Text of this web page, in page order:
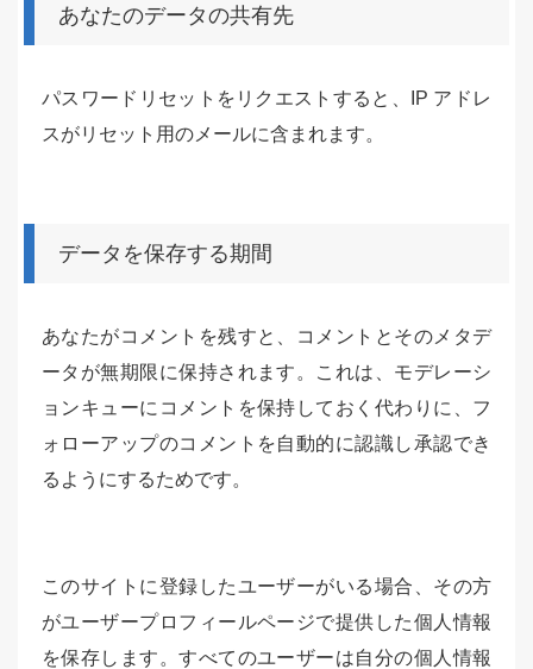
あなたのデータの共有先
パスワードリセットをリクエストすると、IP アドレ
スがリセット用のメールに含まれます。
データを保存する期間
あなたがコメントを残すと、コメントとそのメタデ
ータが無期限に保持されます。これは、モデレーシ
ョンキューにコメントを保持しておく代わりに、フ
ォローアップのコメントを自動的に認識し承認でき
るようにするためです。
このサイトに登録したユーザーがいる場合、その方
がユーザープロフィールページで提供した個人情報
を保存します。すべてのユーザーは自分の個人情報